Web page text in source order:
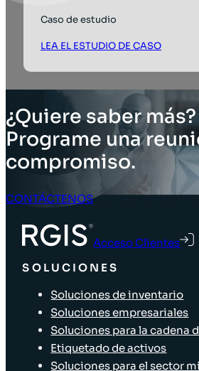
Caso de estudio
LEA EL ESTUDIO DE CASO
¿Quiere saber más?
Programe una
compromiso.
CONTÁCTENOS
Acceso Clientes
SOLUCIONES
Soluciones de inventario
Soluciones empresariales
Soluciones para la cadena
Etiquetado de activos
Soluciones para el sector